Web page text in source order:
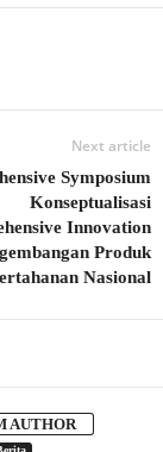
Next article
Symposium
Konseptualisasi
Innovation
Produk
Nasional
AUTHOR